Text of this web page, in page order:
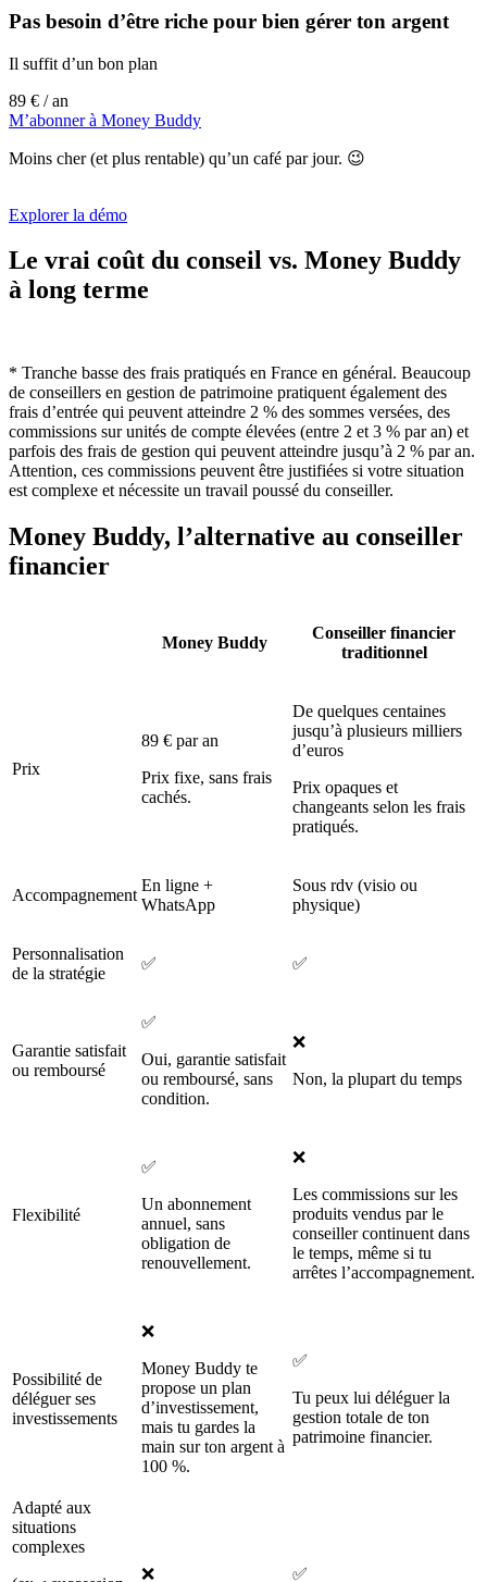
Pas besoin d’être riche pour bien gérer ton argent
Il suffit d’un bon plan
89 € / an
M’abonner à Money Buddy
Moins cher (et plus rentable) qu’un café par jour. 😉
Explorer la démo
Le vrai coût du conseil vs. Money Buddy
à long terme
* Tranche basse des frais pratiqués en France en général. Beaucoup
de conseillers en gestion de patrimoine pratiquent également des
frais d’entrée qui peuvent atteindre 2 % des sommes versées, des
commissions sur unités de compte élevées (entre 2 et 3 % par an) et
parfois des frais de gestion qui peuvent atteindre jusqu’à 2 % par an.
Attention, ces commissions peuvent être justifiées si votre situation
est complexe et nécessite un travail poussé du conseiller.
Money Buddy, l’alternative au conseiller
financier
Money Buddy
Conseiller financier
traditionnel
Prix
89 € par an
Prix fixe, sans frais
cachés.
De quelques centaines
jusqu’à plusieurs milliers
d’euros
Prix opaques et
changeants selon les frais
pratiqués.
Accompagnement
En ligne +
WhatsApp
Sous rdv (visio ou
physique)
Personnalisation
de la stratégie
✅ ✅
Garantie satisfait
ou remboursé
✅
Oui, garantie satisfait
ou remboursé, sans
condition.
❌
Non, la plupart du temps
Flexibilité
✅
Un abonnement
annuel, sans
obligation de
renouvellement.
❌
Les commissions sur les
produits vendus par le
conseiller continuent dans
le temps, même si tu
arrêtes l’accompagnement.
Possibilité de
déléguer ses
investissements
❌
Money Buddy te
propose un plan
d’investissement,
mais tu gardes la
main sur ton argent à
100 %.
✅
Tu peux lui déléguer la
gestion totale de ton
patrimoine financier.
Adapté aux
situations
complexes
❌ ✅